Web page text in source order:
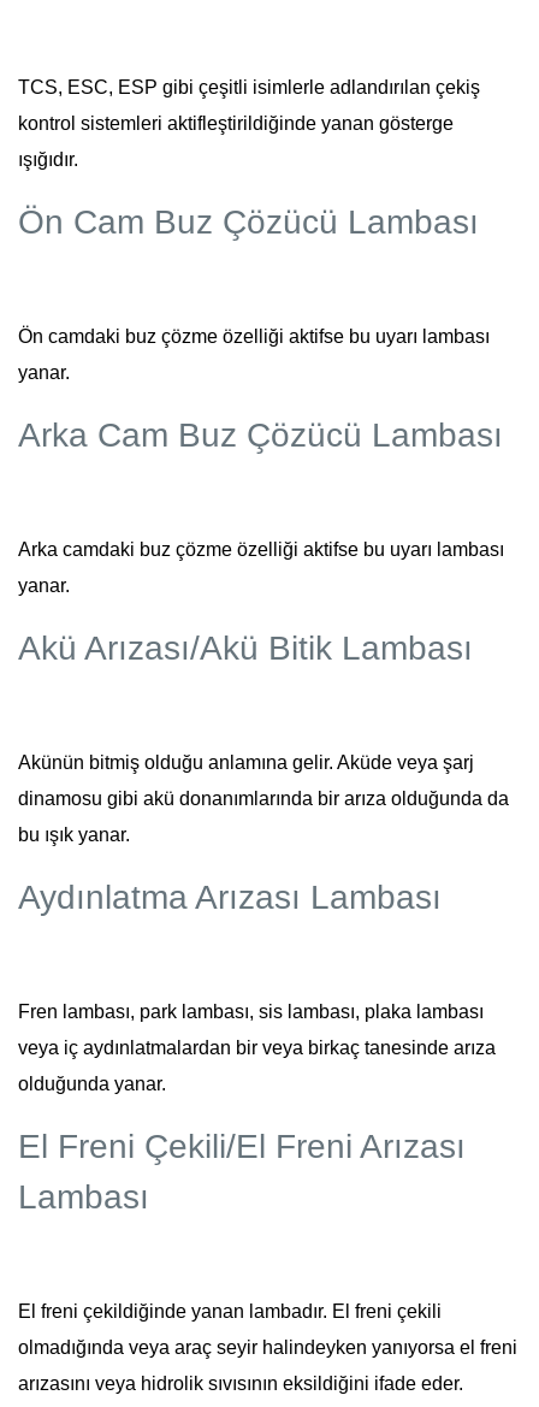
TCS, ESC, ESP gibi çeşitli isimlerle adlandırılan çekiş
kontrol sistemleri aktifleştirildiğinde yanan gösterge
ışığıdır.
Ön Cam Buz Çözücü Lambası
Ön camdaki buz çözme özelliği aktifse bu uyarı lambası
yanar.
Arka Cam Buz Çözücü Lambası
Arka camdaki buz çözme özelliği aktifse bu uyarı lambası
yanar.
Akü Arızası/Akü Bitik Lambası
Akünün bitmiş olduğu anlamına gelir. Aküde veya şarj
dinamosu gibi akü donanımlarında bir arıza olduğunda da
bu ışık yanar.
Aydınlatma Arızası Lambası
Fren lambası, park lambası, sis lambası, plaka lambası
veya iç aydınlatmalardan bir veya birkaç tanesinde arıza
olduğunda yanar.
El Freni Çekili/El Freni Arızası
Lambası
El freni çekildiğinde yanan lambadır. El freni çekili
olmadığında veya araç seyir halindeyken yanıyorsa el freni
arızasını veya hidrolik sıvısının eksildiğini ifade eder.